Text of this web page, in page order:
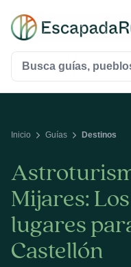
contenido
Buscar:
Inicio Guías Destinos
Mijares:
lugares
Castellón